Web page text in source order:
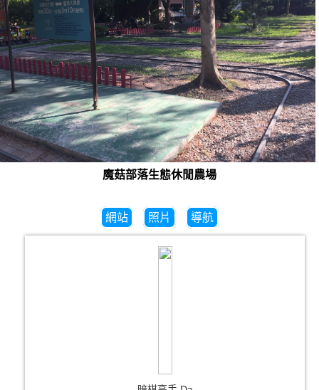
魔菇部落生態休閒農場
網站 照片 導航